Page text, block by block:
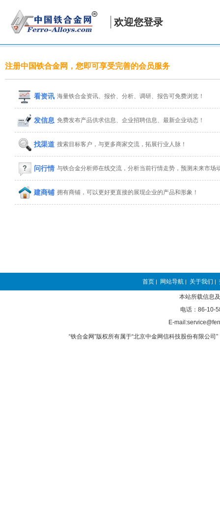
欢迎您登录
注册中国铁合金网，您即可享受完善的会员服务
看资讯 海量铁合金资讯、报价、分析、调研、报告可免费浏览！
发信息 免费发布产品供求信息、企业招聘信息、最新企业动态！
找渠道 搜索目标客户，与更多商家交流，拓展行业人脉！
问行情 与铁合金分析师在线交流，分析当前行情走势，预测未来市场
建商铺 拥有商铺，可以更好更直接的展现企业的产品和形象！
首页 | 网站导航 | 关于我们 |
本站所载信息
电话：86-10-
E-
“铁合金网”版权所有属于“北京中金网信科技股份有限公司